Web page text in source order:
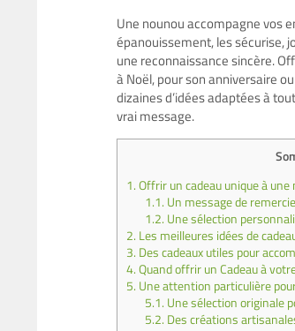
Une nounou accompagne vos
épanouissement, les sécurise,
une reconnaissance sincère.
à Noël, pour son anniversaire
dizaines d’idées adaptées à
vrai message.
1.Offrir un cadeau unique à
1.1. Un message de
1.2. Une sélection
2. Les meilleures idées de
3. Des cadeaux utiles pour
4.Quand offrir un Cadeau à
5. Une attention particulière
5.1. Une sélection originale
5.2. Des créations